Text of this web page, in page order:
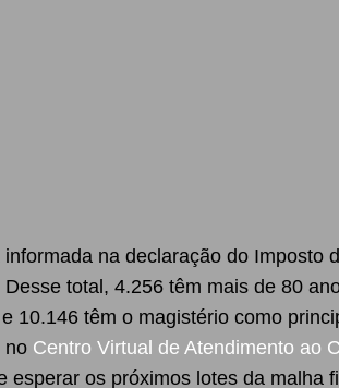
na declaração do Imposto
total, 4.256 têm mais de 80
10.146 têm o magistério como
no Centro Virtual de Atendimento ao
esperar os próximos lotes da malha